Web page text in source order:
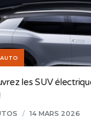
les SUV
/ 14 MARS 2026